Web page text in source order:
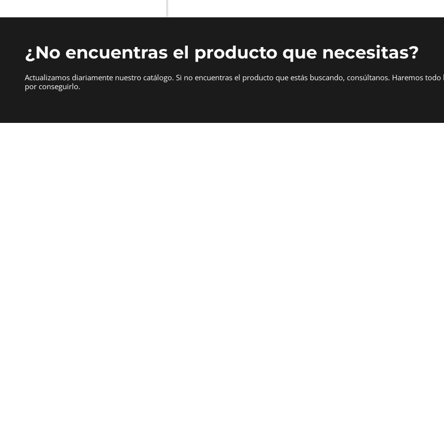
¿No encuentras el producto que necesitas?
Actualizamos diariamente nuestro catálogo. Si no encuentras el producto que estás buscando, consúltanos. Haremos
por conseguirlo.